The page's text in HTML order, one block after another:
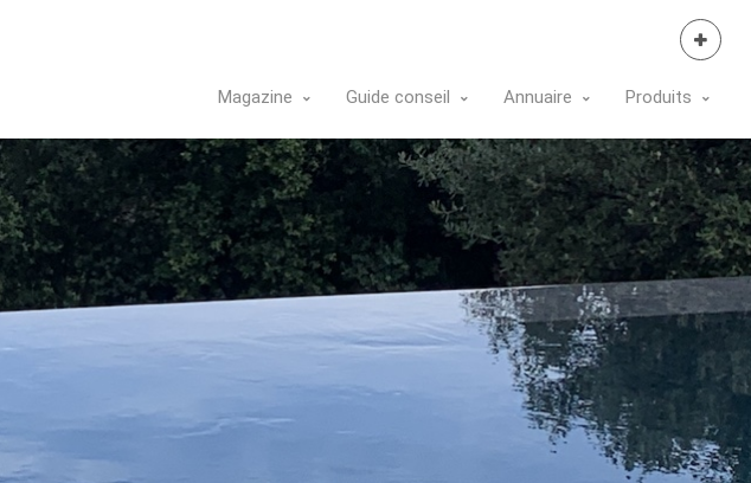
Magazine Guide conseil Annuaire Produits